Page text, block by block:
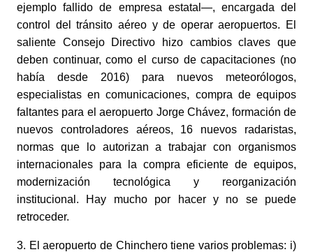
ejemplo fallido de empresa estatal—, encargada del
control del tránsito aéreo y de operar aeropuertos. El
saliente Consejo Directivo hizo cambios claves que
deben continuar, como el curso de capacitaciones (no
había desde 2016) para nuevos meteorólogos,
especialistas en comunicaciones, compra de equipos
faltantes para el aeropuerto Jorge Chávez, formación de
nuevos controladores aéreos, 16 nuevos radaristas,
normas que lo autorizan a trabajar con organismos
internacionales para la compra eficiente de equipos,
modernización tecnológica y reorganización
institucional. Hay mucho por hacer y no se puede
retroceder.
3. El aeropuerto de Chinchero tiene varios problemas: i)